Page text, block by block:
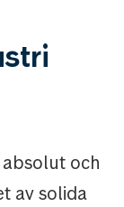
och
av solida